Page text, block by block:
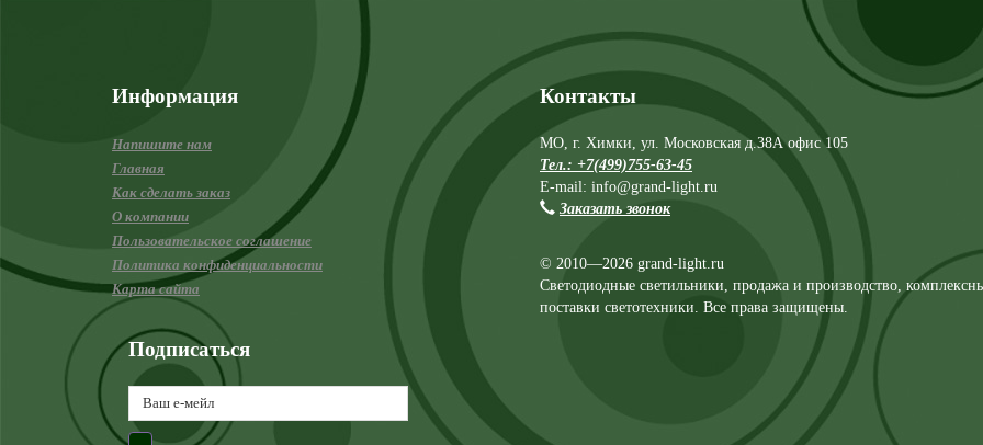
Информация
Напишите нам
Главная
Как сделать заказ
О компании
Пользовательское соглашение
Политика конфиденциальности
Карта сайта
Контакты
МО, г. Химки, ул. Московская д.38А офис 105
Тел.: +7(499)755-63-45
E-mail: info@grand-light.ru
Заказать звонок
© 2010—2026 grand-light.ru
Светодиодные светильники, продажа и производство,
поставки светотехники. Все права защищены.
Подписаться